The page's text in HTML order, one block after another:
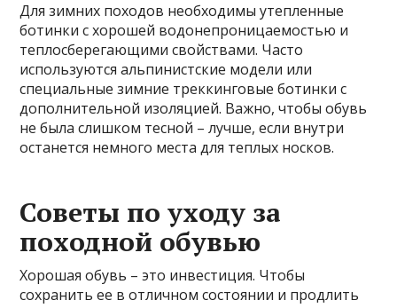
Для зимних походов необходимы утепленные
ботинки с хорошей водонепроницаемостью и
теплосберегающими свойствами. Часто
используются альпинистские модели или
специальные зимние треккинговые ботинки с
дополнительной изоляцией. Важно, чтобы обувь
не была слишком тесной – лучше, если внутри
останется немного места для теплых носков.
Советы по уходу за
походной обувью
Хорошая обувь – это инвестиция. Чтобы
сохранить ее в отличном состоянии и продлить